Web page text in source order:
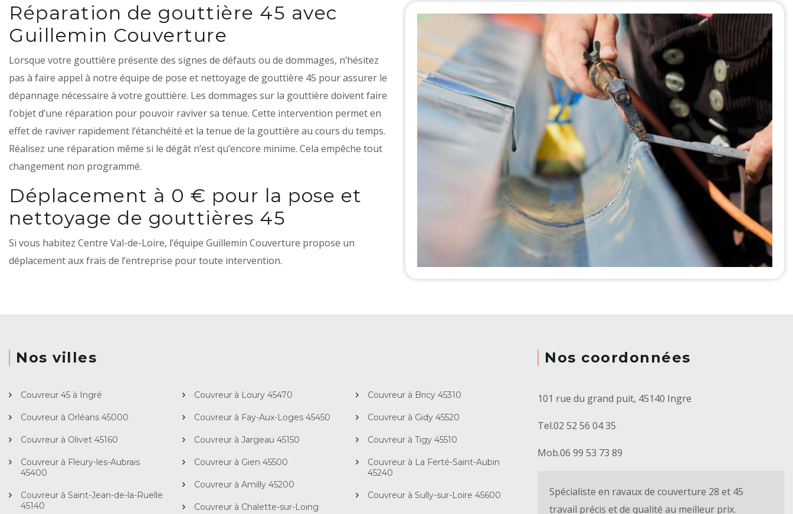
Réparation de gouttière 45 avec
Guillemin Couverture
Lorsque votre gouttière présente des signes de défauts ou de dommages, n’hésitez
pas à faire appel à notre équipe de pose et nettoyage de gouttière 45 pour assurer le
dépannage nécessaire à votre gouttière. Les dommages sur la gouttière doivent faire
l’objet d’une réparation pour pouvoir raviver sa tenue. Cette intervention permet en
effet de raviver rapidement l’étanchéité et la tenue de la gouttière au cours du temps.
Réalisez une réparation même si le dégât n’est qu’encore minime. Cela empêche tout
changement non programmé.
Déplacement à 0 € pour la pose et
nettoyage de gouttières 45
Si vous habitez Centre Val-de-Loire, l’équipe Guillemin Couverture propose un
déplacement aux frais de l’entreprise pour toute intervention.
Nos villes
Couvreur 45 à Ingré
Couvreur à Orléans 45000
Couvreur à Olivet 45160
Couvreur à Fleury-les-Aubrais
45400
Couvreur à Saint-Jean-de-la-Ruelle
45140
Couvreur à Loury 45470
Couvreur à Fay-Aux-Loges 45450
Couvreur à Jargeau 45150
Couvreur à Gien 45500
Couvreur à Amilly 45200
Couvreur à Chalette-sur-Loing
Couvreur à Bricy 45310
Couvreur à Gidy 45520
Couvreur à Tigy 45510
Couvreur à La Ferté-Saint-Aubin
45240
Couvreur à Sully-sur-Loire 45600
Nos coordonnées
101 rue du grand puit, 45140 Ingre
Tel.02 52 56 04 35
Mob.06 99 53 73 89
Spécialiste en ravaux de couverture 28 et 45
travail précis et de qualité au meilleur prix.